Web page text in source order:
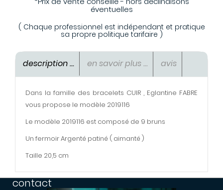
éventuelles
( Chaque professionnel est indépendant et pratique
sa propre politique tarifaire )
description ... en savoir plus ... avis
Dans la famille des bracelets CUIR , Eglantine FABRE
vous propose le modèle 2019116
Le modèle 2019116 est composé de 9 bruns
Un fermoir Argenté patiné ( aimanté )
Taille 20,5 cm
contact